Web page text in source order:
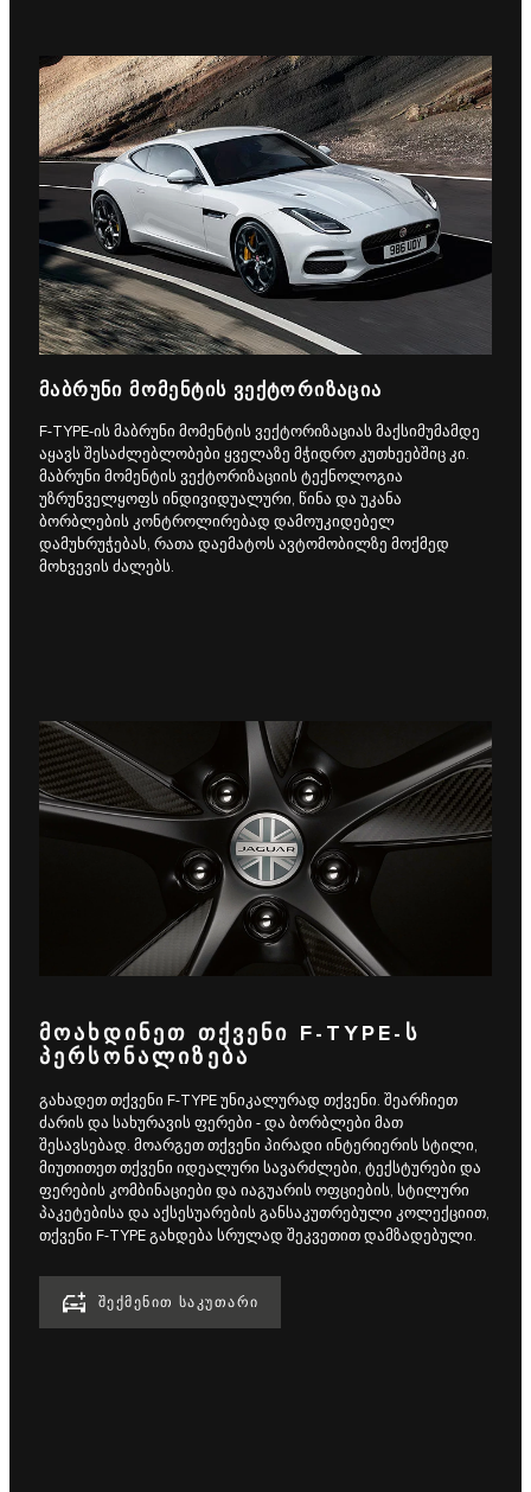
ᲛᲐᲑᲠᲣᲜᲘ ᲛᲝᲛᲔᲜᲢᲘᲡ ᲕᲔᲥᲢᲝᲠᲘᲖᲐᲪᲘᲐ
F‑TYPE-ის მაბრუნი მომენტის ვექტორიზაციას მაქსიმუმამდე
აყავს შესაძლებლობები ყველაზე მჭიდრო კუთხეებშიც კი.
მაბრუნი მომენტის ვექტორიზაციის ტექნოლოგია
უზრუნველყოფს ინდივიდუალური, წინა და უკანა
ბორბლების კონტროლირებად დამოუკიდებელ
დამუხრუჭებას, რათა დაემატოს ავტომობილზე მოქმედ
მოხვევის ძალებს.
ᲛᲝᲐᲮᲓᲘᲜᲔᲗ ᲗᲥᲕᲔᲜᲘ F‑TYPE-Ს
ᲞᲔᲠᲡᲝᲜᲐᲚᲘᲖᲔᲑᲐ
გახადეთ თქვენი F‑TYPE უნიკალურად თქვენი. შეარჩიეთ
ძარის და სახურავის ფერები - და ბორბლები მათ
შესავსებად. მოარგეთ თქვენი პირადი ინტერიერის სტილი,
მიუთითეთ თქვენი იდეალური სავარძლები, ტექსტურები და
ფერების კომბინაციები და იაგუარის ოფციების, სტილური
პაკეტებისა და აქსესუარების განსაკუთრებული კოლექციით,
თქვენი F-TYPE გახდება სრულად შეკვეთით დამზადებული.
ᲨᲔᲥᲛᲔᲜᲘᲗ ᲡᲐᲙᲣᲗᲐᲠᲘ